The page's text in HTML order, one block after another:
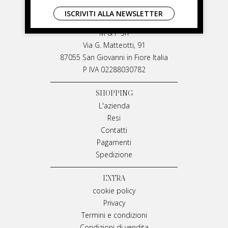
LIVIANA MIRARCHI
M & P Srl
Via G. Matteotti, 91
87055 San Giovanni in Fiore Italia
P IVA 02288030782
SHOPPING
L'azienda
Resi
Contatti
Pagamenti
Spedizione
EXTRA
cookie policy
Privacy
Termini e condizioni
ISCRIVITI ALLA NEWSLETTER